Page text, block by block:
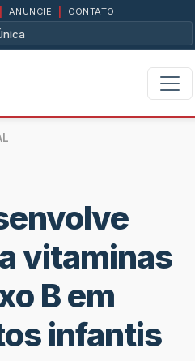
ANUNCIE CONTATO
vitaminas
B em
infantis